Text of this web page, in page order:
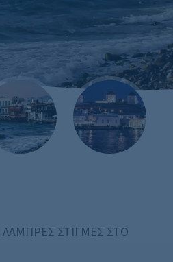
ΛΑΜΠΡΕΣ ΣΤΙΓΜΕΣ ΣΤΟ